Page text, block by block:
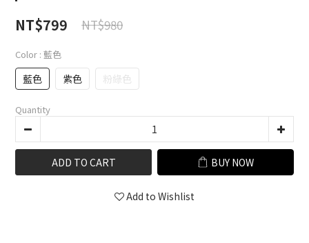
NT$799 NT$980
Color : 藍色
藍色 紫色 粉綠色
Quantity
ADD TO CART BUY NOW
Add to Wishlist